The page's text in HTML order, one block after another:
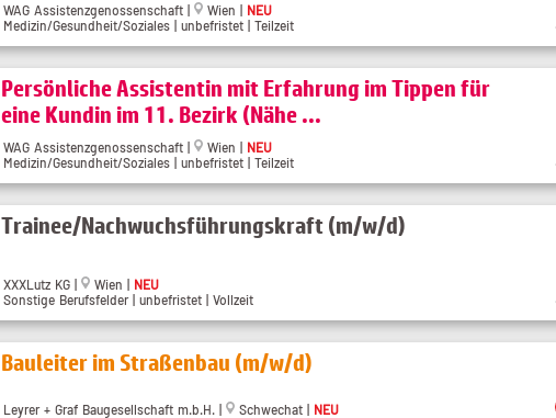
WAG Assistenzgenossenschaft | Wien | NEU
Medizin/Gesundheit/Soziales | unbefristet | Teilzeit
Persönliche Assistentin mit Erfahrung im Tippen für
eine Kundin im 11. Bezirk (Nähe ...
WAG Assistenzgenossenschaft | Wien | NEU
Medizin/Gesundheit/Soziales | unbefristet | Teilzeit
Trainee/Nachwuchsführungskraft (m/w/d)
XXXLutz KG | Wien | NEU
Sonstige Berufsfelder | unbefristet | Vollzeit
Bauleiter im Straßenbau (m/w/d)
Leyrer + Graf Baugesellschaft m.b.H. | Schwechat | NEU